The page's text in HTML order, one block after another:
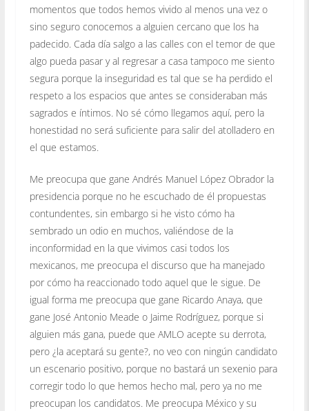
momentos que todos hemos vivido al menos una vez o
sino seguro conocemos a alguien cercano que los ha
padecido. Cada día salgo a las calles con el temor de que
algo pueda pasar y al regresar a casa tampoco me siento
segura porque la inseguridad es tal que se ha perdido el
respeto a los espacios que antes se consideraban más
sagrados e íntimos. No sé cómo llegamos aquí, pero la
honestidad no será suficiente para salir del atolladero en
el que estamos.
Me preocupa que gane Andrés Manuel López Obrador la
presidencia porque no he escuchado de él propuestas
contundentes, sin embargo si he visto cómo ha
sembrado un odio en muchos, valiéndose de la
inconformidad en la que vivimos casi todos los
mexicanos, me preocupa el discurso que ha manejado
por cómo ha reaccionado todo aquel que le sigue. De
igual forma me preocupa que gane Ricardo Anaya, que
gane José Antonio Meade o Jaime Rodríguez, porque si
alguien más gana, puede que AMLO acepte su derrota,
pero ¿la aceptará su gente?, no veo con ningún candidato
un escenario positivo, porque no bastará un sexenio para
corregir todo lo que hemos hecho mal, pero ya no me
preocupan los candidatos. Me preocupa México y su